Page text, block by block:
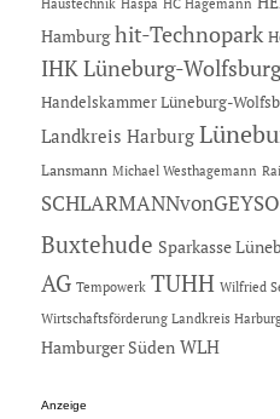
HC Hagemann
Hamburg hit-Technopark
IHK Lüneburg-Wolfsburg
Handelskammer Lüneburg-
Landkreis Harburg
Lansmann Michael Westhagemann
SCHLARMANNvonGEYSO
Buxtehude Sparkasse
AG Tempowerk TUHH Wilfried
Wirtschaftsförderung Landkreis
Hamburger Süden WLH
Anzeige